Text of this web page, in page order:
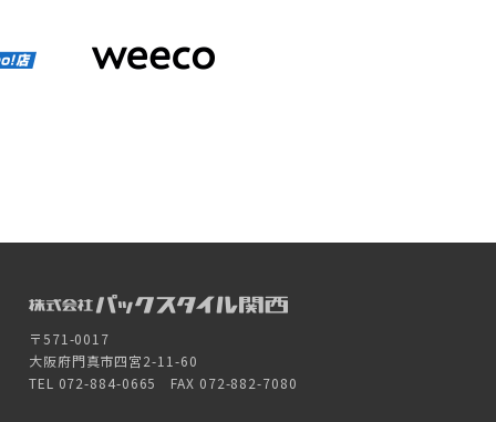
〒571-0017
大阪府門真市四宮2-11-60
TEL 072-884-0665 FAX 072-882-7080